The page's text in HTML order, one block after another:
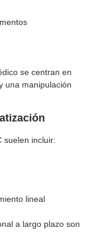
se centran en
una manipulación
suelen incluir:
lineal
a largo plazo son